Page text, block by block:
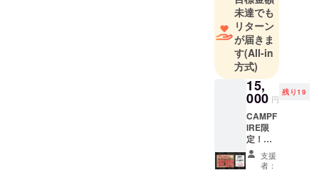
未達でも
リターン
が届きま
す(All-in
方式)
15,
000 円
残り19
CAMPF
IRE限
定！
１ヶ月
分お試
支援
者：